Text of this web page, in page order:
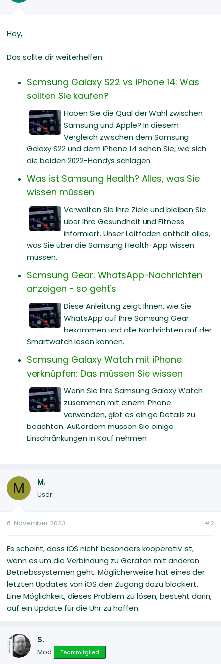
Hey,
Das sollte dir weiterhelfen:
Samsung Galaxy S22 vs iPhone 14: Was
sollten Sie kaufen?
Haben Sie die Qual der Wahl zwischen
Samsung und Apple? In diesem
Vergleich zwischen dem Samsung
Galaxy S22 und dem iPhone 14 sehen Sie, wie sich
die beiden 2022-Handys schlagen.
Was ist Samsung Health? Alles, was Sie
wissen müssen
Verwalten Sie Ihre Ziele und bleiben Sie
über Ihre Gesundheit und Fitness
informiert. Unser Leitfaden enthält alles,
was Sie über die Samsung Health-App wissen
müssen.
Samsung Gear: WhatsApp-Nachrichten
anzeigen - so geht's
Diese Anleitung zeigt Ihnen, wie Sie
WhatsApp auf Ihre Samsung Gear
bekommen und alle Nachrichten auf der
Smartwatch lesen können.
Samsung Galaxy Watch mit iPhone
verknüpfen: Das müssen Sie wissen
Wenn Sie Ihre Samsung Galaxy Watch
zusammen mit einem iPhone
verwenden, gibt es einige Details zu
beachten. Außerdem müssen Sie einige
Einschränkungen in Kauf nehmen.
M M.
User
6. November 2023 #2
Es scheint, dass iOS nicht besonders kooperativ ist,
wenn es um die Verbindung zu Geräten mit anderen
Betriebssystemen geht. Möglicherweise hat eines der
letzten Updates von iOS den Zugang dazu blockiert.
Eine Möglichkeit, dieses Problem zu lösen, besteht darin,
auf ein Update für die Uhr zu hoffen.
S.
Mod Teammitglied